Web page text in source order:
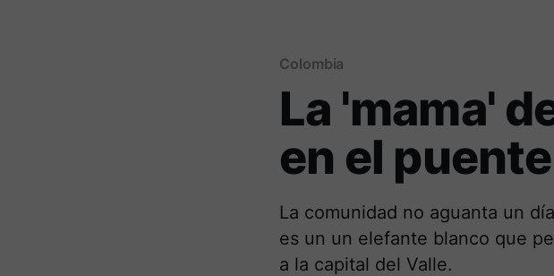
Colombia
La 'mama'
en el
La comunidad no aguanta un
es un un elefante blanco que
a la capital del Valle.